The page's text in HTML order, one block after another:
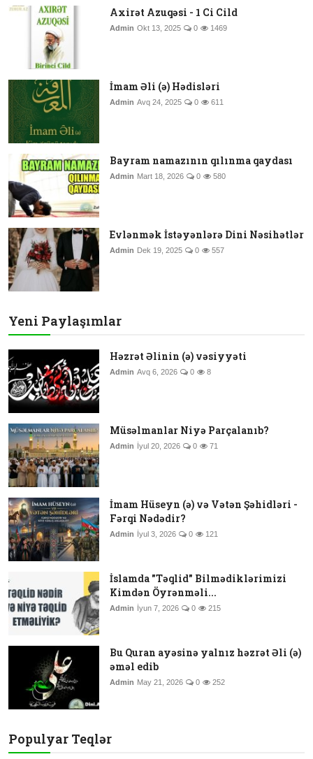
Axirət Azuqəsi - 1 Ci Cild
Admin Okt 13, 2025 0 1469
İmam Əli (ə) Hədisləri
Admin Avq 24, 2025 0 611
Bayram namazının qılınma qaydası
Admin Mart 18, 2026 0 580
Evlənmək İstəyənlərə Dini Nəsihətlər
Admin Dek 19, 2025 0 557
Yeni Paylaşımlar
Həzrət Əlinin (ə) vəsiyyəti
Admin Avq 6, 2026 0 8
Müsəlmanlar Niyə Parçalanıb?
Admin İyul 20, 2026 0 71
İmam Hüseyn (ə) və Vətən Şəhidləri -
Fərqi Nədədir?
Admin İyul 3, 2026 0 121
İslamda "Təqlid" Bilmədiklərimizi
Kimdən Öyrənməli...
Admin İyun 7, 2026 0 215
Bu Quran ayəsinə yalnız həzrət Əli (ə)
əməl edib
Admin May 21, 2026 0 252
Populyar Teqlər